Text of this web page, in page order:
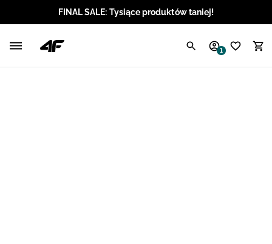
FINAL SALE: Tysiące produktów taniej!
1